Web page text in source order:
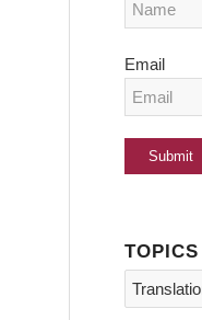
Email
TOPICS
Topics